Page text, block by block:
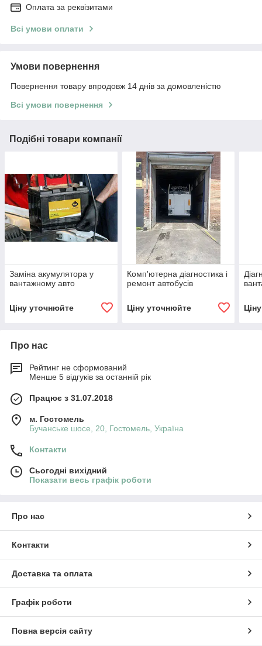
Оплата за реквізитами
Всі умови оплати
Умови повернення
Повернення товару впродовж 14 днів за домовленістю
Всі умови повернення
Подібні товари компанії
Заміна акумулятора у
вантажному авто
Ціну уточнюйте
Комп'ютерна діагностика і
ремонт автобусів
Ціну уточнюйте
Про нас
Рейтинг не сформований
Менше 5 відгуків за останній рік
Працює з 31.07.2018
м. Гостомель
Бучанське шосе, 20, Гостомель, Україна
Контакти
Сьогодні вихідний
Показати весь графік роботи
Про нас
Контакти
Доставка та оплата
Графік роботи
Повна версія сайту